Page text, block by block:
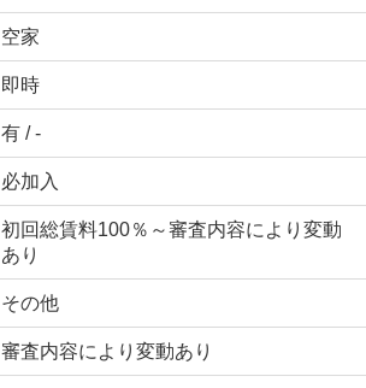
空家
即時
有 / -
必加入
初回総賃料100％～審査内容により変動
あり
その他
審査内容により変動あり